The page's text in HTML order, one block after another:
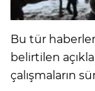
Bu tür
belirtilen
çalışmaların